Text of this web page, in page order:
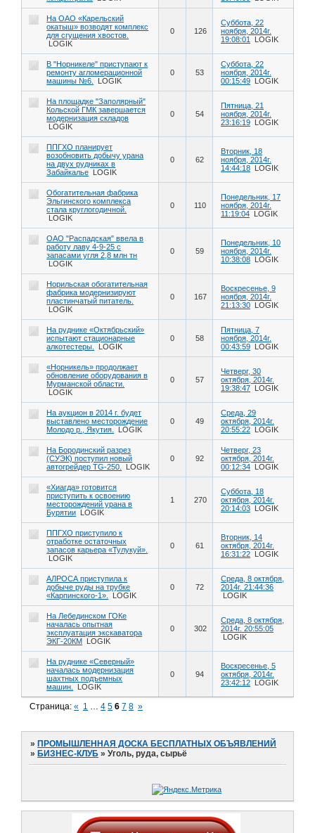
На ОАО «Карельский
окатыш» возводят комплекс
для сгущения хвостов.
LOGIK
0 126
Суббота, 22
ноября, 2014г.
19:08:01
LOGIK
В "Норникеле" приступают к
ремонту агломерационной
машины №6.
LOGIK
0 53
Суббота, 22
ноября, 2014г.
00:15:49 LOGIK
На площадке "Заполярный"
Кольской ГМК завершается
модернизация складов
LOGIK
0 54
Пятница, 21
ноября, 2014г.
23:16:19 LOGIK
ППГХО планирует
возобновить добычу урана
на двух рудниках в
Забайкалье LOGIK
0 62
Вторник, 18
ноября, 2014г.
14:44:18 LOGIK
Обогатительная фабрика
Эльгинского комплекса
стала круглогодичной.
LOGIK
0 110
Понедельник, 17
ноября, 2014г.
11:19:04 LOGIK
ОАО "Распадская" ввела в
работу лаву 4-9-25 с
запасами угля 2,8 млн тн
LOGIK
0 59
Понедельник, 10
ноября, 2014г.
10:38:08 LOGIK
Норильская обогатительная
фабрика модернизируют
пластинчатый питатель.
LOGIK
0 167
Воскресенье, 9
ноября, 2014г.
21:13:30 LOGIK
На руднике «Октябрьский»
испытают стационарные
алкотестеры.
LOGIK
0 58
Пятница, 7
ноября, 2014г.
00:43:59 LOGIK
«Норникель» продолжает
обновление оборудования в
Мурманской области.
LOGIK
0 57
Четверг, 30
октября, 2014г.
19:38:47 LOGIK
На аукцион в 2014 г. будет
выставлено месторождение
Молодо р., Якутия.
LOGIK
0 49
Среда, 29
октября, 2014г.
20:55:22 LOGIK
На Бородинский разрез
(СУЭК) поступил новый
автогрейдер TG-250.
LOGIK
0 92
Четверг, 23
октября, 2014г.
00:12:34 LOGIK
«Хиагда» готовится
приступить к освоению
месторождений урана в
Бурятии LOGIK
1 270
Суббота, 18
октября, 2014г.
20:14:03 LOGIK
ППГХО приступило к
отработке остаточных
запасов карьера «Тулукуй».
LOGIK
0 61
Вторник, 14
октября, 2014г.
16:31:22 LOGIK
АЛРОСА приступила к
добыче руды на трубке
«Карпинского-1».
LOGIK
0 72
Среда, 8 октября,
2014г. 21:44:36
LOGIK
На Лебединском ГОКе
началась опытная
эксплуатация экскаватора
ЭКГ-20КМ LOGIK
0 302
Среда, 8 октября,
2014г. 20:55:05
LOGIK
На руднике «Северный»
началась модернизация
шахтных подъемных
машин.
LOGIK
0 94
Воскресенье, 5
октября, 2014г.
23:42:12 LOGIK
Страница:« 1 … 4 5 6 7 8 »
» ПРОМЫШЛЕННАЯ ДОСКА БЕСПЛАТНЫХ ОБЪЯВЛЕНИЙ
» БИЗНЕС-КЛУБ »Уголь, руда, сырьё